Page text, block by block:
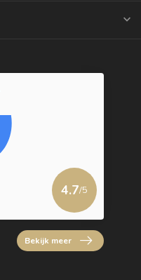
4.7/5
Bekijk meer